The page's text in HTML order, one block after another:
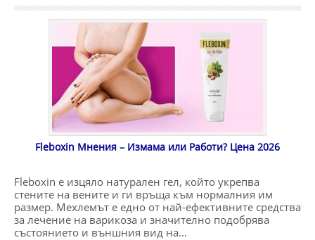
Fleboxin Мнения – Измама или Работи? Цена 2026
Fleboxin е изцяло натурален гел, който укрепва
стените на вените и ги връща към нормалния им
размер. Мехлемът е едно от най-ефективните средства
за лечение на варикоза и значително подобрява
състоянието и външния вид на…